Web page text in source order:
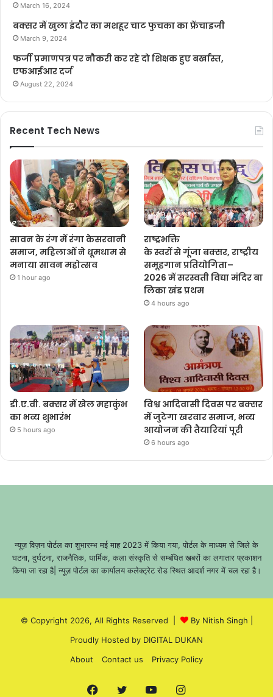
March 16, 2024
बक्सर में खुला इंदौर का मशहूर चाट फुचका का फ्रेंचाइजी
March 9, 2024
फर्जी प्रमाणपत्र पर नौकरी कर रहे दो शिक्षक हुए बर्खास्त,
एफआईआर दर्ज
August 22, 2024
Recent Tech News
सावन के रंग में रंगा केसरवानी
समाज, महिलाओं ने धूमधाम से
मनाया सावन महोत्सव
1 hour ago
राष्ट्रभक्ति
के स्वरों से गूंजा बक्सर, राष्ट्रीय
समूहगान प्रतियोगिता–
2026 में सरस्वती विद्या मंदिर बा
लिका खंड प्रथम
4 hours ago
डी.ए.वी. बक्सर में खेल महाकुंभ
का भव्य शुभारंभ
5 hours ago
विश्व आदिवासी दिवस पर बक्सर
में जुटेगा खरवार समाज, भव्य
आयोजन की तैयारियां पूरी
6 hours ago
न्यूज़ विज़न पोर्टल का शुभारम्भ मई माह 2023 में किया गया, पोर्टल के माध्यम से जिले के
घटना, दुर्घटना, राजनैतिक, धार्मिक, कला संस्कृति से सम्बंधित खबरों का लगातार प्रकाशन
किया जा रहा है| न्यूज़ पोर्टल का कार्यालय कलेक्ट्रेट रोड स्थित आदर्श नगर में चल रहा है।
© Copyright 2026, All Rights Reserved | By Nitish Singh
Proudly Hosted by DIGITAL DUKAN
About
Contact us Privacy Policy
Facebook
Twitter YouTubeInstagram